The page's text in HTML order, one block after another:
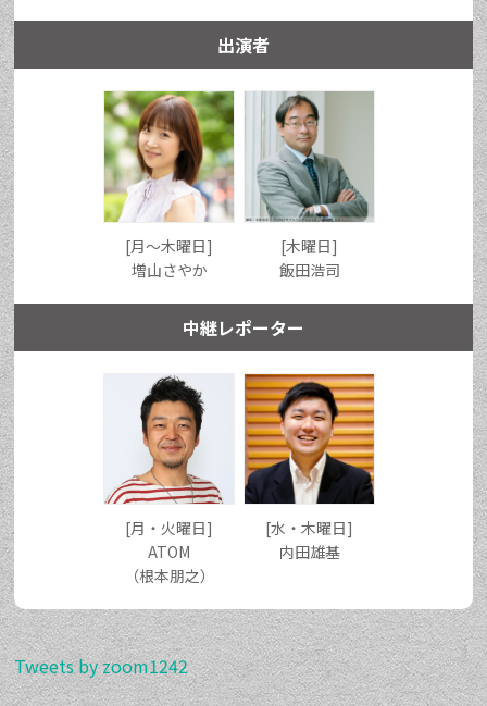
出演者
[月〜木曜日]
増山さやか
[木曜日]
飯田浩司
中継レポーター
[月・火曜日]
ATOM
（根本朋之）
[水・木曜日]
内田雄基
Tweets by zoom1242